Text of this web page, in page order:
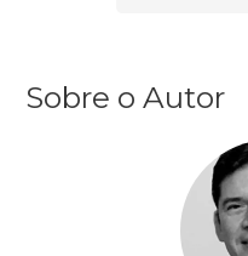
Sobre o Autor